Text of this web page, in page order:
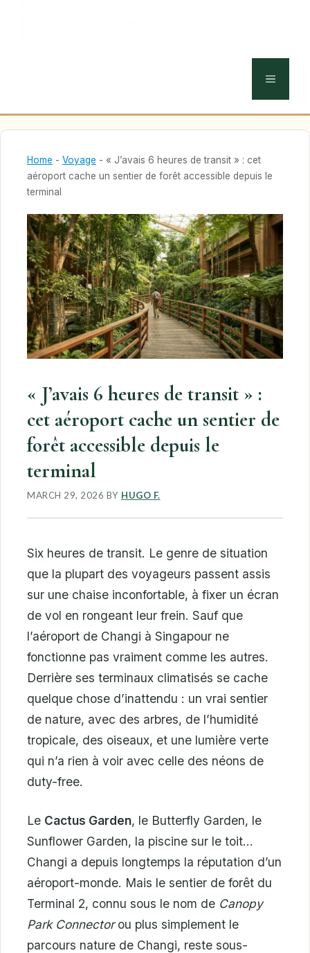
MENU
Home - Voyage - « J’avais 6 heures de transit » : cet
aéroport cache un sentier de forêt accessible depuis le
terminal
« J’avais 6 heures de transit » :
cet aéroport cache un sentier de
forêt accessible depuis le
terminal
MARCH 29, 2026 BY HUGO F.
Six heures de transit. Le genre de situation
que la plupart des voyageurs passent assis
sur une chaise inconfortable, à fixer un écran
de vol en rongeant leur frein. Sauf que
l’aéroport de Changi à Singapour ne
fonctionne pas vraiment comme les autres.
Derrière ses terminaux climatisés se cache
quelque chose d’inattendu : un vrai sentier
de nature, avec des arbres, de l’humidité
tropicale, des oiseaux, et une lumière verte
qui n’a rien à voir avec celle des néons de
duty-free.
Le Cactus Garden, le Butterfly Garden, le
Sunflower Garden, la piscine sur le toit…
Changi a depuis longtemps la réputation d’un
aéroport-monde. Mais le sentier de forêt du
Terminal 2, connu sous le nom de Canopy
Park Connectorou plus simplement le
parcours nature de Changi, reste sous-